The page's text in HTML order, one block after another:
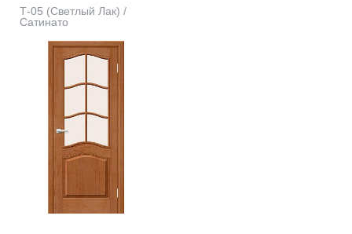
Т-05 (Светлый Лак) /
Сатинато